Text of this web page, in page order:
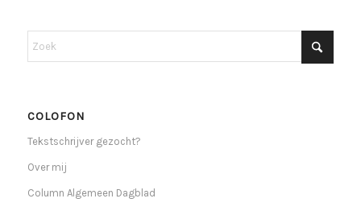
COLOFON
Tekstschrijver gezocht?
Over mij
Column Algemeen Dagblad